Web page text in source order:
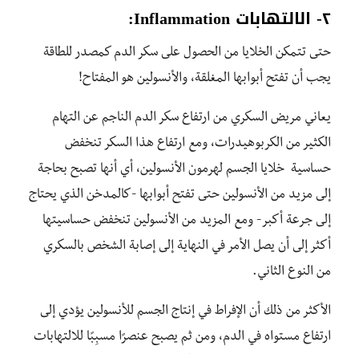
٢- الالتهابات Inflammation:
حتى تتمكن الخلايا من الحصول على سكر الدم كمصدر للطاقة
يجب أن تفتح أبوابها المغلقة، والأنسولين هو المفتاح!
يعاني مريض السكري من ارتفاع سكر الدم الناجم عن التهام
الكثير من الكربوهيدرات، ومع ارتفاع هذا السكر تنخفض
حساسية خلايا الجسم لهرمون الأنسولين، أي أنها تصبح بحاجة
إلى مزيد من الأنسولين حتى تفتح أبوابها -كالمدخن الذي يحتاج
إلى جرعة أكبر- ومع المزيد من الأنسولين تنخفض حساسيتها
أكثر إلى أن يصل الأمر في النهاية إلى إصابة الشخص بالسكري
من النوع الثاني.
الأكثر من ذلك أن الإفراط في إنتاج الجسم للأنسولين يؤدي إلى
ارتفاع مستواه في الدم، ومن ثم يصبح عنصرًا مسبِبًا للالتهابات